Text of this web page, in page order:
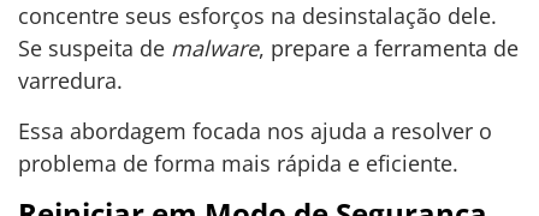
concentre seus esforços na desinstalação dele.
Se suspeita de malware, prepare a ferramenta de
varredura.
Essa abordagem focada nos ajuda a resolver o
problema de forma mais rápida e eficiente.